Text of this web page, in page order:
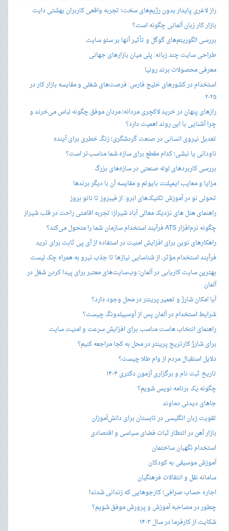
راز لاغری پایدار بدون رژیم‌های سخت؛ تجربه واقعی کاربران بهشتی دایت
بازار کار زبان آلمانی چگونه است؟
بررسی الگوریتم‌های گوگل و تأثیر آنها بر سئو سایت
طراحی سایت چند زبانه: پلی میان بازارهای جهانی
معرفی محصولات برند رونیا
استخدام در کشورهای خلیج فارس: فرصت‌های شغلی و مقایسه بازار کار در
۲۰۲۵
رازهای پنهان در خرید لاکچری مردانه؛ مردان موفق چگونه لباس می‌خرند و
چرا آشنایی با این روند اهمیت دارد؟
تعدیل نیروی انسانی در صنعت گردشگری؛ زنگ خطری برای آینده
ناودانی یا نبشی؛ کدام مقطع برای سازه شما مناسب‌تر است؟
بررسی کاربردهای لوله صنعتی در سازه‌های بزرگ
مزایا و معایب ایمپلنت بایوتم و مقایسه آن با دیگر برندها
تحولی نو در آموزش تکنیک‌های ابرو: از فیبروز تا نانو بروز
راهنمای هتل های نزدیک معالی آباد شیراز؛ تجربه اقامتی راحت در قلب شیراز
چگونه نرم‌افزار ATS فرآیند استخدام سازمان شما را متحول می‌کند؟
راهکارهای نوین برای افزایش امنیت در استفاده از آی پی ثابت برای ترید
فرآیند استخدام مؤثر، از شناسایی نیازها تا جذب نیرو به همراه چک لیست
بهترین سایت کاریابی در آلمان؛ وب‌سایت‌های معتبر برای پیدا کردن شغل در
آلمان
آیا امکان شارژ و تعمیر پرینتر در محل وجود دارد؟
شرایط استخدام در آلمان پس از آوسبیلدونگ چیست؟
راهنمای انتخاب هاست مناسب برای افزایش سرعت و امنیت سایت
برای شارژ کارتریج پرینتر در محل به کجا مراجعه کنیم؟
دلایل استقبال مردم از وام طلا چیست؟
تاریخ ثبت نام و برگزاری آزمون دکتری ۱۴۰۴
چگونه یک برنامه نویس شویم؟
جاهای دیدنی دماوند
تقویت زبان انگلیسی در تابستان برای دانش‌آموزان
بازار آهن در انتظار ثبات فضای سیاسی و اقتصادی
استخدام نگهبان ساختمان
آموزش موسیقی به کودکان
سامانه نقل و انتقالات فرهنگیان
اجاره حساب صرافی؛ کارجوهایی که زندانی شدند!
چطور در مصاحبه‌ آموزش و پرورش موفق شویم؟
شکایت از کارفرما در سال ۱۴۰۳